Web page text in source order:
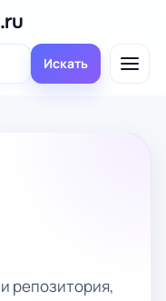
Искать
репозитория,